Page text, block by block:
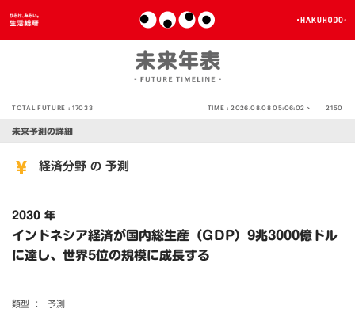
TOTAL FUTURE :17033 TIME :2026.08.08 05:06:02 > 2150
未来予測の詳細
経済分野 の 予測
2030 年
インドネシア経済が国内総生産（GDP）9兆3000億ドル
に達し、世界5位の規模に成長する
類型 ：
予測